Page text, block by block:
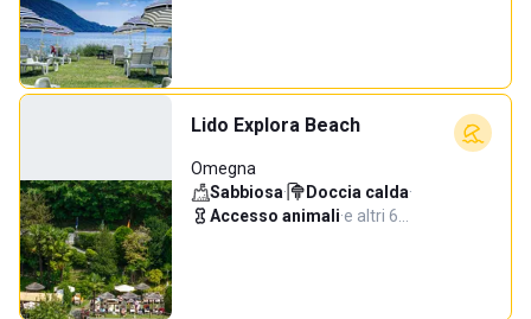
Lido Explora Beach
Omegna
Sabbiosa· Doccia calda·
Accesso animali·e altri 6…